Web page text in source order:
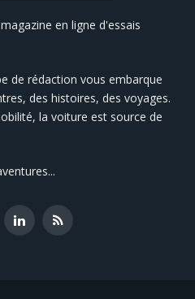
en ligne d'essais
de rédaction vous embarque
des histoires, des voyages.
la voiture est source de
LinkedInRSS